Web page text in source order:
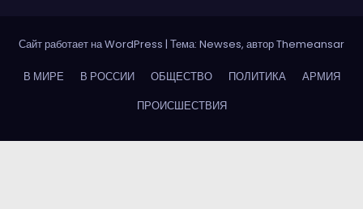
Сайт работает на WordPress | Тема: Newses, авторThemeansar
В МИРЕ В РОССИИ ОБЩЕСТВО ПОЛИТИКА
АРМИЯ
ПРОИСШЕСТВИЯ